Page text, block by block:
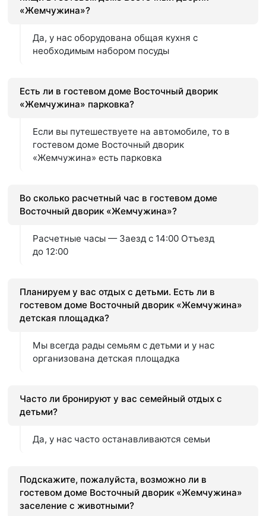
«Жемчужина»?
Да, у нас оборудована общая кухня с
необходимым набором посуды
Есть ли в гостевом доме Восточный дворик
«Жемчужина» парковка?
Если вы путешествуете на автомобиле, то в
гостевом доме Восточный дворик
«Жемчужина» есть парковка
Во сколько расчетный час в гостевом доме
Восточный дворик «Жемчужина»?
Расчетные часы — Заезд с 14:00 Отъезд
до 12:00
Планируем у вас отдых с детьми. Есть ли в
гостевом доме Восточный дворик «Жемчужина»
детская площадка?
Мы всегда рады семьям с детьми и у нас
организована детская площадка
Часто ли бронируют у вас семейный отдых с
детьми?
Да, у нас часто останавливаются семьи
Подскажите, пожалуйста, возможно ли в
гостевом доме Восточный дворик «Жемчужина»
заселение с животными?